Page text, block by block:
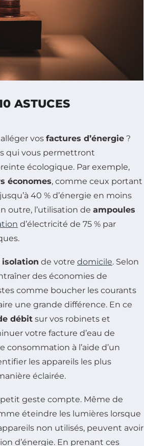
ASTUCES
vos factures d’énergie ?
qui vous permettront
écologique. Par exemple,
économes, comme ceux portant
40 % d’énergie en moins
outre, l’utilisation de ampoules
d’électricité de 75 % par
isolation de votre domicile. Selon
des économies de
comme boucher les courants
une grande différence. En ce
débit sur vos robinets et
votre facture d’eau de
à l’aide d’un
les appareils les plus
éclairée.
geste compte. Même de
éteindre les lumières lorsque
non utilisés, peuvent avoir
d’énergie. En prenant ces